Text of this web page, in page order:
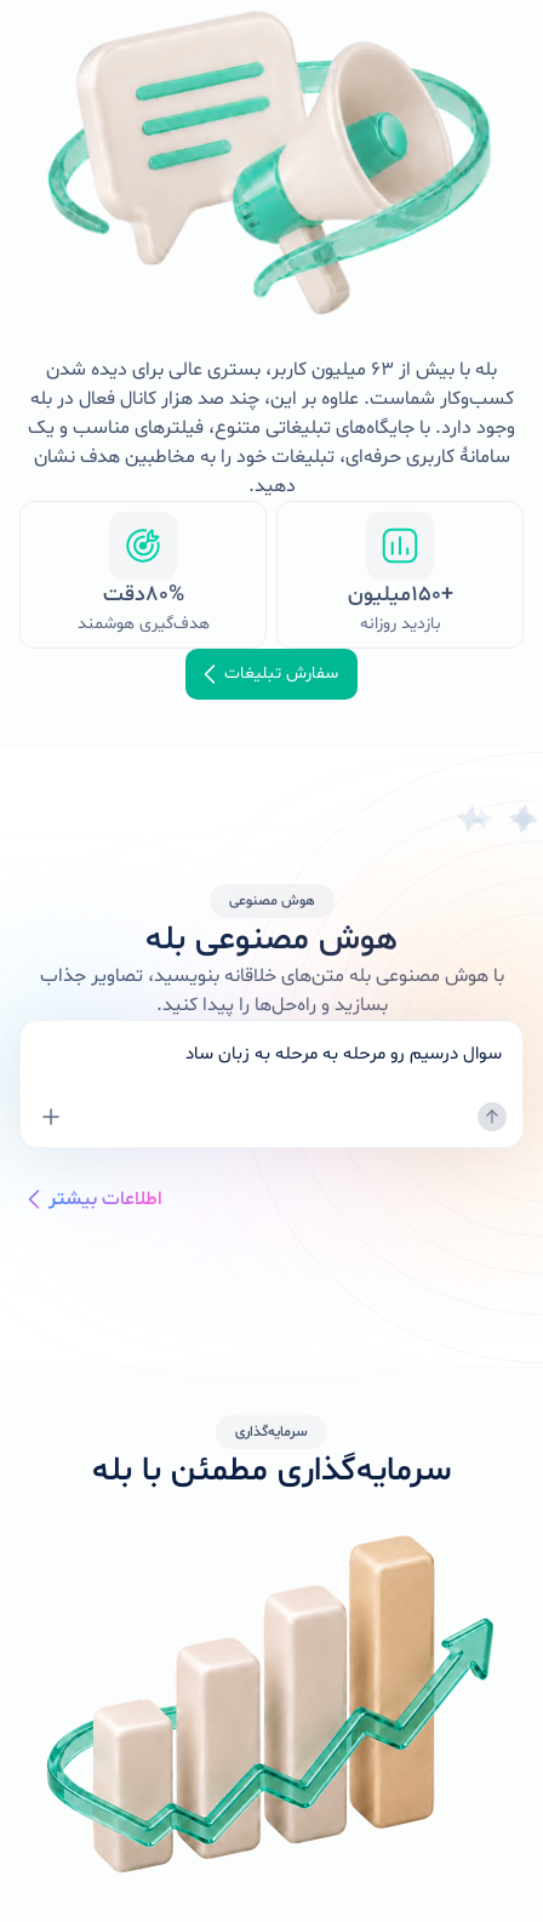
بله با بیش از ۶۳ میلیون کاربر، بستری عالی برای دیده شدن
کسب‌وکار شماست. علاوه بر این، چند صد هزار کانال فعال در بله
وجود دارد. با جایگاه‌های تبلیغاتی متنوع، فیلترهای مناسب و یک
سامانهٔ کاربری حرفه‌ای، تبلیغات خود را به مخاطبین هدف نشان
دهید.
میلیون۱۵۰+
بازدید روزانه
دقت۸۰%
هدف‌گیری هوشمند
سفارش تبلیغات
هوش مصنوعی
هوش مصنوعی بله
با هوش مصنوعی بله متن‌های خلاقانه بنویسید، تصاویر جذاب
بسازید و راه‌حل‌ها را پیدا کنید.
اطلاعات بیشتر
سرمایه‌گذاری
سرمایه‌گذاری مطمئن با بله